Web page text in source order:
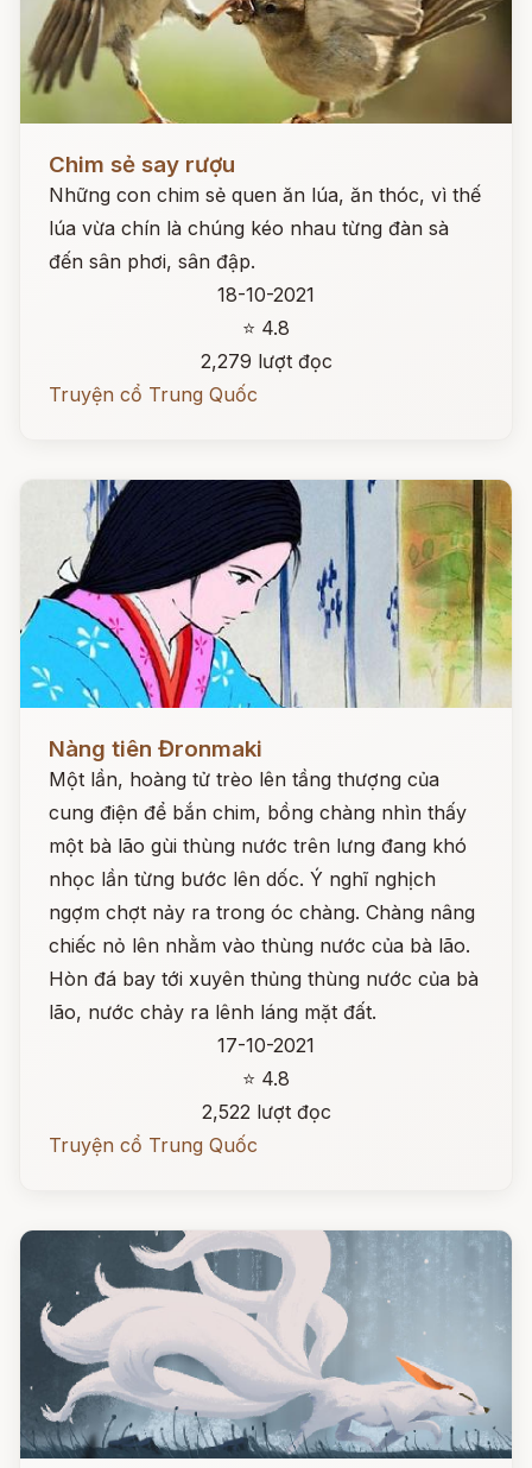
Chim sẻ say rượu
Những con chim sẻ quen ăn lúa, ăn thóc, vì thế
lúa vừa chín là chúng kéo nhau từng đàn sà
đến sân phơi, sân đập.
18-10-2021
⭐ 4.8
2,279 lượt đọc
Truyện cổ Trung Quốc
Nàng tiên Đronmaki
Một lần, hoàng tử trèo lên tầng thượng của
cung điện để bắn chim, bồng chàng nhìn thấy
một bà lão gùi thùng nước trên lưng đang khó
nhọc lần từng bước lên dốc. Ý nghĩ nghịch
ngợm chợt nảy ra trong óc chàng. Chàng nâng
chiếc nỏ lên nhằm vào thùng nước của bà lão.
Hòn đá bay tới xuyên thủng thùng nước của bà
lão, nước chảy ra lênh láng mặt đất.
17-10-2021
⭐ 4.8
2,522 lượt đọc
Truyện cổ Trung Quốc